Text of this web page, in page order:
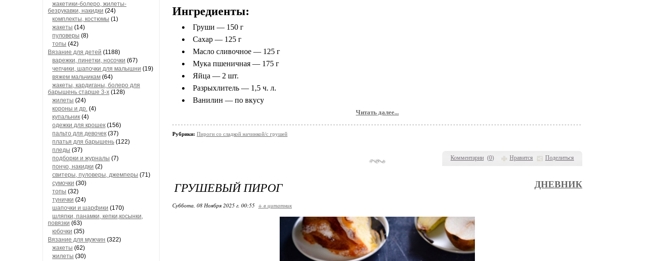
жакетики-болеро, жилеты-
безрукавки, накидки (24)
комплекты, костюмы (1)
жакеты (14)
пуловеры (8)
топы (42)
Вязание для детей (1188)
варежки, пинетки, носочки (67)
чепчики, шапочки для малышни (19)
вяжем мальчикам (64)
жакеты, кардиганы, болеро для
барышень старше 3-х (128)
жилеты (24)
короны и др. (4)
купальник (4)
одежки для крошек (156)
пальто для девочек (37)
платья для барышень (122)
пледы (37)
подборки и журналы (7)
пончо, накидки (2)
свитеры, пуловеры, джемперы (71)
сумочки (30)
топы (32)
тунички (24)
шапочки и шарфики (170)
шляпки, панамки, кепки,косынки,
повязки (63)
юбочки (35)
Вязание для мужчин (322)
жакеты (62)
жилеты (30)
Комментарии (0) Нравится Поделиться
Ингредиенты:
Груши — 150 г
Сахар — 125 г
Масло сливочное — 125 г
Мука пшеничная — 175 г
Яйца — 2 шт.
Разрыхлитель — 1,5 ч. л.
Ванилин — по вкусу
Читать далее...
Рубрики: Пироги со сладкой начинкой/с грушей
​ГРУШЕВЫЙ ПИРОГ ДНЕВНИК
Суббота, 08 Ноября 2025 г. 00:55 + в цитатник